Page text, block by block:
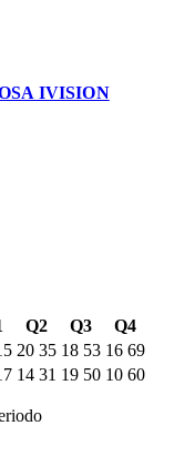
IVISION
Q2 Q3
Q4
20 35 18 53 16 69
14 31 19 50 10 60